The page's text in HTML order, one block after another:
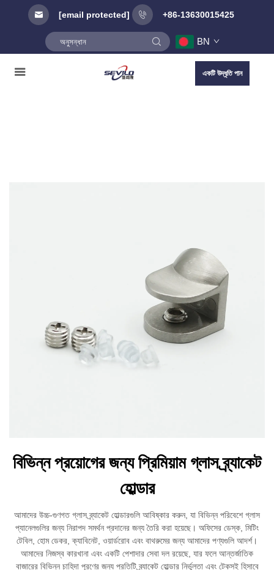
[email protected] +86-13630015425
BN
একটি উদ্ধৃতি পান
বিভিন্ন প্রয়োগের জন্য প্রিমিয়াম গ্লাস ব্র্যাকেট
হোল্ডার
আমাদের উচ্চ-গুণগত গ্লাস ব্র্যাকেট হোল্ডারগুলি আবিষ্কার করুন, যা বিভিন্ন পরিবেশে গ্লাস
প্যানেলগুলির জন্য নিরাপদ সমর্থন প্রদানের জন্য তৈরি করা হয়েছে। অফিসের ডেস্ক, মিটিং
টেবিল, হোম ডেকর, ক্যাবিনেট, ওয়ার্ডরোব এবং বাথরুমের জন্য আমাদের পণ্যগুলি আদর্শ।
আমাদের নিজস্ব কারখানা এবং একটি পেশাদার সেবা দল রয়েছে, যার ফলে আন্তর্জাতিক
বাজারের বিভিন্ন চাহিদা পূরণের জন্য প্রতিটি ব্র্যাকেট হোল্ডার নির্ভুলতা এবং টেকসই হিসাবে